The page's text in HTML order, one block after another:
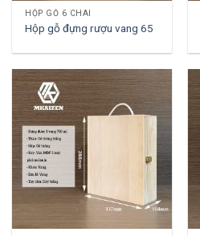
HỘP GỖ 6 CHAI
Hộp gỗ đựng rượu vang 65